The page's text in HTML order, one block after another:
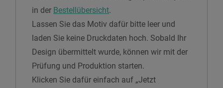
in der Bestellübersicht.
Lassen Sie das Motiv dafür bitte leer und
laden Sie keine Druckdaten hoch. Sobald Ihr
Design übermittelt wurde, können wir mit der
Prüfung und Produktion starten.
Klicken Sie dafür einfach auf „Jetzt